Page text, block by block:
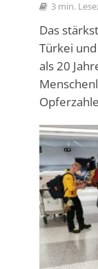
3 min.
Das
Türkei
als 20